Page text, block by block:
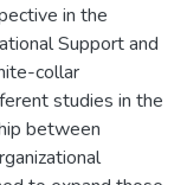
in the
Support and
collar
studies in the
between